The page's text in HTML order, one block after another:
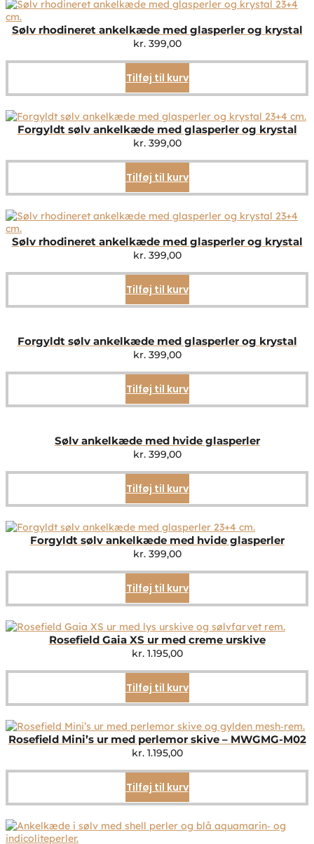
Sølv rhodineret ankelkæde med glasperler og krystal
kr.399,00
Tilføj til kurv
Forgyldt sølv ankelkæde med glasperler og krystal
kr.399,00
Tilføj til kurv
Sølv rhodineret ankelkæde med glasperler og krystal
kr.399,00
Tilføj til kurv
Forgyldt sølv ankelkæde med glasperler og krystal
kr.399,00
Tilføj til kurv
Sølv ankelkæde med hvide glasperler
kr.399,00
Tilføj til kurv
Forgyldt sølv ankelkæde med hvide glasperler
kr.399,00
Tilføj til kurv
Rosefield Gaia XS ur med creme urskive
kr.1.195,00
Tilføj til kurv
Rosefield Mini’s ur med perlemor skive – MWGMG-M02
kr.1.195,00
Tilføj til kurv